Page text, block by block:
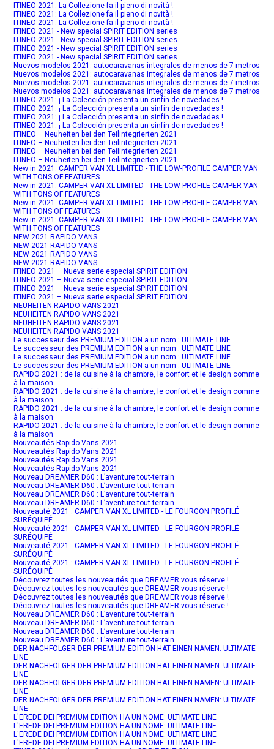
ITINEO 2021: La Collezione fa il pieno di novità !
ITINEO 2021: La Collezione fa il pieno di novità !
ITINEO 2021: La Collezione fa il pieno di novità !
ITINEO 2021 - New special SPIRIT EDITION series
ITINEO 2021 - New special SPIRIT EDITION series
ITINEO 2021 - New special SPIRIT EDITION series
ITINEO 2021 - New special SPIRIT EDITION series
Nuevos modelos 2021: autocaravanas integrales de menos de 7 metros
Nuevos modelos 2021: autocaravanas integrales de menos de 7 metros
Nuevos modelos 2021: autocaravanas integrales de menos de 7 metros
Nuevos modelos 2021: autocaravanas integrales de menos de 7 metros
ITINEO 2021: ¡ La Colección presenta un sinfín de novedades !
ITINEO 2021: ¡ La Colección presenta un sinfín de novedades !
ITINEO 2021: ¡ La Colección presenta un sinfín de novedades !
ITINEO 2021: ¡ La Colección presenta un sinfín de novedades !
ITINEO – Neuheiten bei den Teilintegrierten 2021
ITINEO – Neuheiten bei den Teilintegrierten 2021
ITINEO – Neuheiten bei den Teilintegrierten 2021
ITINEO – Neuheiten bei den Teilintegrierten 2021
New in 2021: CAMPER VAN XL LIMITED - THE LOW-PROFILE CAMPER VAN
WITH TONS OF FEATURES
New in 2021: CAMPER VAN XL LIMITED - THE LOW-PROFILE CAMPER VAN
WITH TONS OF FEATURES
New in 2021: CAMPER VAN XL LIMITED - THE LOW-PROFILE CAMPER VAN
WITH TONS OF FEATURES
New in 2021: CAMPER VAN XL LIMITED - THE LOW-PROFILE CAMPER VAN
WITH TONS OF FEATURES
NEW 2021 RAPIDO VANS
NEW 2021 RAPIDO VANS
NEW 2021 RAPIDO VANS
NEW 2021 RAPIDO VANS
ITINEO 2021 – Nueva serie especial SPIRIT EDITION
ITINEO 2021 – Nueva serie especial SPIRIT EDITION
ITINEO 2021 – Nueva serie especial SPIRIT EDITION
ITINEO 2021 – Nueva serie especial SPIRIT EDITION
NEUHEITEN RAPIDO VANS 2021
NEUHEITEN RAPIDO VANS 2021
NEUHEITEN RAPIDO VANS 2021
NEUHEITEN RAPIDO VANS 2021
Le successeur des PREMIUM EDITION a un nom : ULTIMATE LINE
Le successeur des PREMIUM EDITION a un nom : ULTIMATE LINE
Le successeur des PREMIUM EDITION a un nom : ULTIMATE LINE
Le successeur des PREMIUM EDITION a un nom : ULTIMATE LINE
RAPIDO 2021 : de la cuisine à la chambre, le confort et le design comme
à la maison
RAPIDO 2021 : de la cuisine à la chambre, le confort et le design comme
à la maison
RAPIDO 2021 : de la cuisine à la chambre, le confort et le design comme
à la maison
RAPIDO 2021 : de la cuisine à la chambre, le confort et le design comme
à la maison
Nouveautés Rapido Vans 2021
Nouveautés Rapido Vans 2021
Nouveautés Rapido Vans 2021
Nouveautés Rapido Vans 2021
Nouveau DREAMER D60 : L’aventure tout-terrain
Nouveau DREAMER D60 : L’aventure tout-terrain
Nouveau DREAMER D60 : L’aventure tout-terrain
Nouveau DREAMER D60 : L’aventure tout-terrain
Nouveauté 2021 : CAMPER VAN XL LIMITED - LE FOURGON PROFILÉ
SURÉQUIPÉ
Nouveauté 2021 : CAMPER VAN XL LIMITED - LE FOURGON PROFILÉ
SURÉQUIPÉ
Nouveauté 2021 : CAMPER VAN XL LIMITED - LE FOURGON PROFILÉ
SURÉQUIPÉ
Nouveauté 2021 : CAMPER VAN XL LIMITED - LE FOURGON PROFILÉ
SURÉQUIPÉ
Découvrez toutes les nouveautés que DREAMER vous réserve !
Découvrez toutes les nouveautés que DREAMER vous réserve !
Découvrez toutes les nouveautés que DREAMER vous réserve !
Découvrez toutes les nouveautés que DREAMER vous réserve !
Nouveau DREAMER D60 : L’aventure tout-terrain
Nouveau DREAMER D60 : L’aventure tout-terrain
Nouveau DREAMER D60 : L’aventure tout-terrain
Nouveau DREAMER D60 : L’aventure tout-terrain
DER NACHFOLGER DER PREMIUM EDITION HAT EINEN NAMEN: ULTIMATE
LINE
DER NACHFOLGER DER PREMIUM EDITION HAT EINEN NAMEN: ULTIMATE
LINE
DER NACHFOLGER DER PREMIUM EDITION HAT EINEN NAMEN: ULTIMATE
LINE
DER NACHFOLGER DER PREMIUM EDITION HAT EINEN NAMEN: ULTIMATE
LINE
L'EREDE DEI PREMIUM EDITION HA UN NOME: ULTIMATE LINE
L'EREDE DEI PREMIUM EDITION HA UN NOME: ULTIMATE LINE
L'EREDE DEI PREMIUM EDITION HA UN NOME: ULTIMATE LINE
L'EREDE DEI PREMIUM EDITION HA UN NOME: ULTIMATE LINE